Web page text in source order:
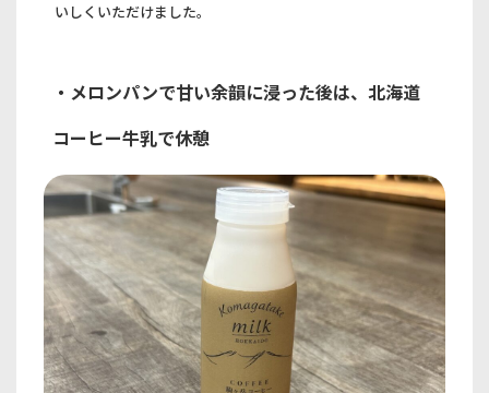
いしくいただけました。
・メロンパンで甘い余韻に浸った後は、北海道
コーヒー牛乳で休憩